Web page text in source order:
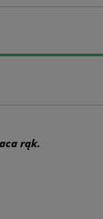
rąk.